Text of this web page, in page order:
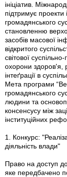
ініціатив.
підтримує
громадянського
становленню
засобів масової
відкритого
світової
охорони здоров'я,
інтеґрації в
Мета програми
громадянського
людини та
консенсусу між
інституційних
1. Конкурс:
діяльність влади"
Право на доступ
яке передбачено